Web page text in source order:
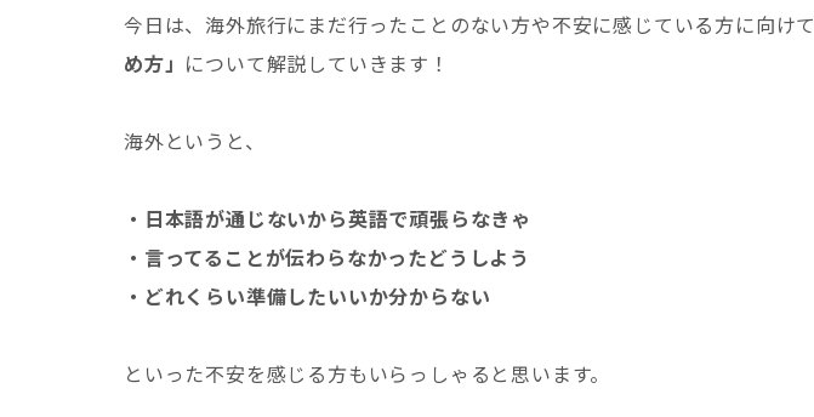
今日は、海外旅行にまだ行ったことのない方や不安に感じている方に向けて
め方」 について解説していきます！
海外というと、
・日本語が通じないから英語で頑張らなきゃ
・言ってることが伝わらなかったどうしよう
・どれくらい準備したいいか分からない
といった不安を感じる方もいらっしゃると思います。